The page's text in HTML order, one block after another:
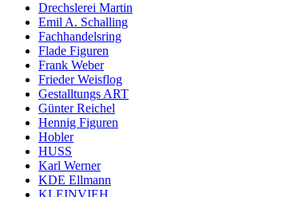
Drechslerei Martin
Emil A. Schalling
Fachhandelsring
Flade Figuren
Frank Weber
Frieder Weisflog
Gestalltungs ART
Günter Reichel
Hennig Figuren
Hobler
HUSS
Karl Werner
KDE Ellmann
KLEINVIEH